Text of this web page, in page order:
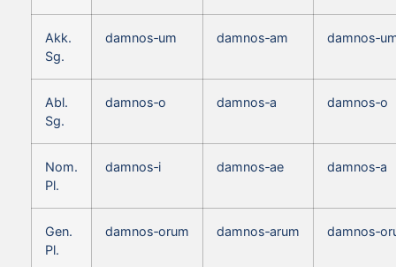
Akk.
Sg.
damnos‑um damnos‑am
Abl.
Sg.
damnos‑o damnos‑a damnos‑o
Nom.
Pl.
damnos‑i damnos‑ae damnos‑a
Gen.
Pl.
damnos‑orum damnos‑arum